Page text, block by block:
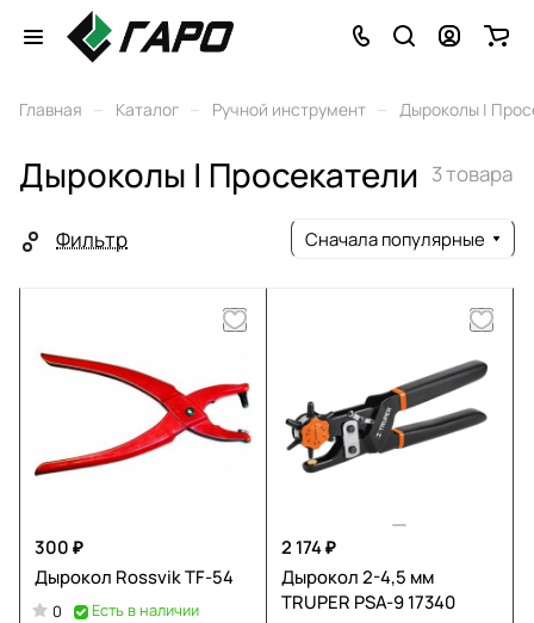
Главная – Каталог – Ручной инструмент – Дыроколы |
Дыроколы | Просекатели 3 товара
Фильтр Сначала популярные
300 ₽
Дырокол Rossvik TF-54
0 Есть в наличии
2 174 ₽
Дырокол 2-4,5 мм
TRUPER PSA-9 17340